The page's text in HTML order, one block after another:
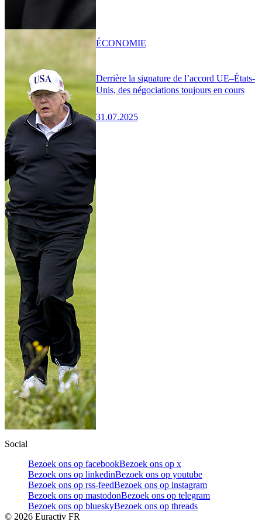
Derrière la signature de l’accord UE–États-
Unis, des négociations toujours en cours
31.07.2025
ÉCONOMIE
Social
Bezoek ons op facebookBezoek ons op x
Bezoek ons op linkedinBezoek ons op youtube
Bezoek ons op rss-feedBezoek ons op instagram
Bezoek ons op mastodonBezoek ons op telegram
Bezoek ons op blueskyBezoek ons op threads
© 2026 Euractiv FR